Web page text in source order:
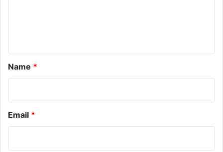
Name *
Email *